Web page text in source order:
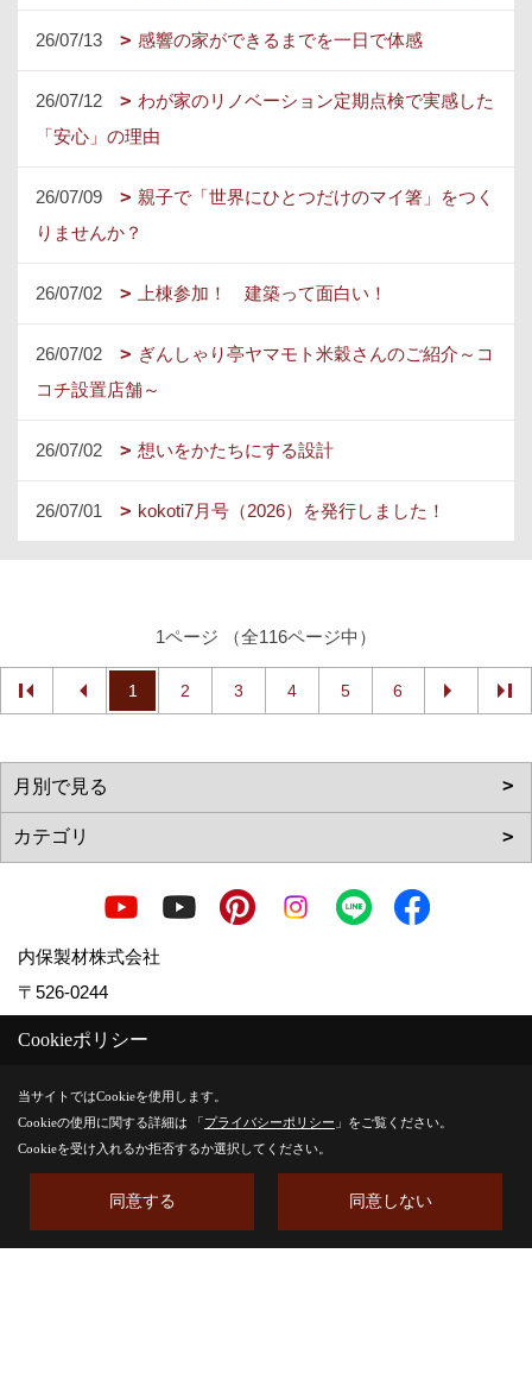
26/07/13 感響の家ができるまでを一日で体感
26/07/12
わが家のリノベーション定期点検で実感した
「安心」の理由
26/07/09
親子で「世界にひとつだけのマイ箸」をつく
りませんか？
26/07/02 上棟参加！ 建築って面白い！
26/07/02
ぎんしゃり亭ヤマモト米穀さんのご紹介～コ
コチ設置店舗～
26/07/02 想いをかたちにする設計
26/07/01 kokoti7月号（2026）を発行しました！
1ページ （全116ページ中）
1 2 3 4 5 6
内保製材株式会社
〒526-0244
滋賀県長浜市内保町7
FAX：0749-74-0514
＜営業時間＞8:00 ～ 17:00
＜定休日＞水曜日・祝日
Cookieポリシー
当サイトではCookieを使用します。
Cookieの使用に関する詳細は 「プライバシーポリシー 」をご覧ください。
Cookieを受け入れるか拒否するか選択してください。
同意する 同意しない